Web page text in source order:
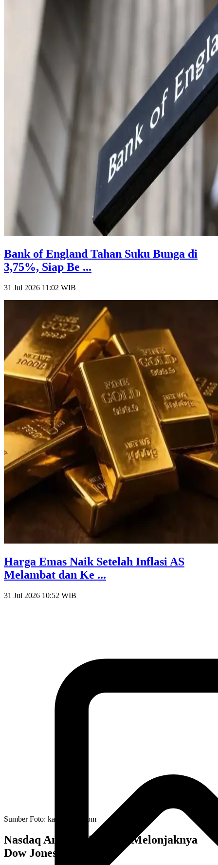
Bank of England Tahan Suku Bunga di
3,75%, Siap Be ...
31 Jul 2026 11:02 WIB
Harga Emas Naik Setelah Inflasi AS
Melambat dan Ke ...
31 Jul 2026 10:52 WIB
Sumber Foto: kabarbursa.com
Nasdaq Anjlok Di tengah Melonjaknya
Dow Jones dan S&P